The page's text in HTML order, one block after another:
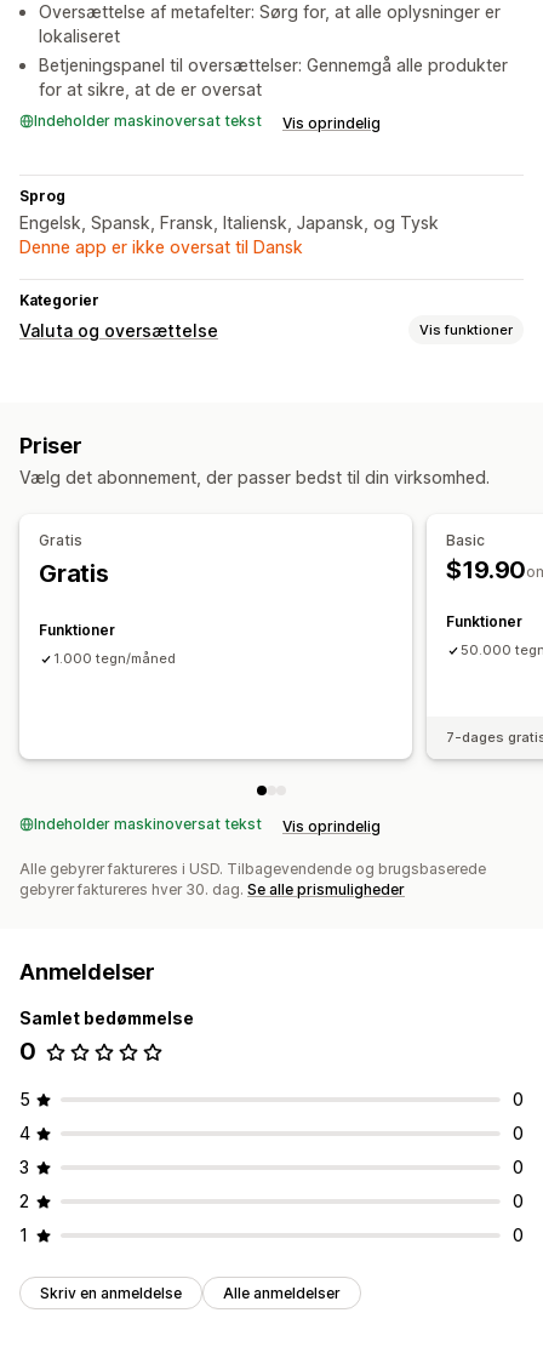
Oversættelse af metafelter: Sørg for, at alle oplysninger er
lokaliseret
Betjeningspanel til oversættelser: Gennemgå alle produkter
for at sikre, at de er oversat
Indeholder maskinoversat tekst Vis oprindelig
Sprog
Engelsk, Spansk, Fransk, Italiensk, Japansk, og Tysk
Denne app er ikke oversat til Dansk
Kategorier
Valuta og oversættelse Vis funktioner
Oversættelse af metafelter
Priser
Vælg det abonnement, der passer bedst til din virksomhed.
Gratis
Gratis
Funktioner
1.000 tegn/måned
Basic
$19.90
Funktioner
50.000
7-dages
Indeholder maskinoversat tekst Vis oprindelig
Alle gebyrer faktureres i USD. Tilbagevendende og brugsbaserede
gebyrer faktureres hver 30. dag. Se alle prismuligheder
Anmeldelser
Samlet bedømmelse
0
5
0
4
0
3
0
2
0
1
0
Skriv en anmeldelse Alle anmeldelser